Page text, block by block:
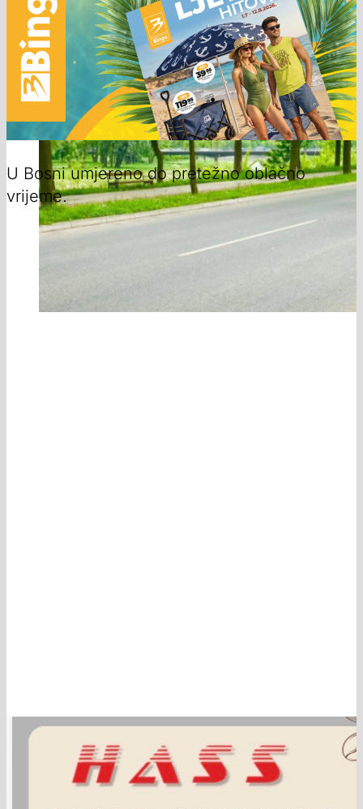
U Bosni umjereno do pretežno oblačno
vrijeme.